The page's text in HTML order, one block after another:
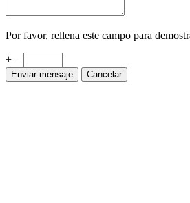
Por favor, rellena este campo para
+ =
Enviar mensaje Cancelar